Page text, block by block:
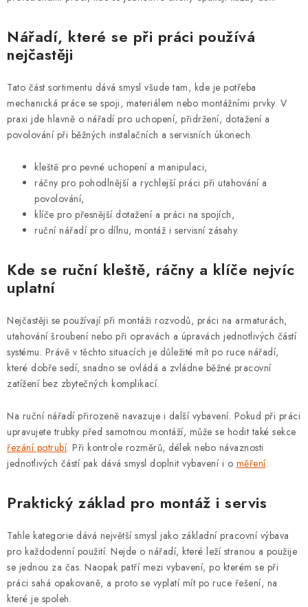
i
s
Nářadí, které se při práci používá
nejčastěji
Tato část sortimentu dává smysl všude tam, kde je potřeba
mechanická práce se spoji, materiálem nebo montážními prvky. V
praxi jde hlavně o nářadí pro uchopení, přidržení, dotažení a
povolování při běžných instalačních a servisních úkonech.
kleště pro pevné uchopení a manipulaci,
ráčny pro pohodlnější a rychlejší práci při utahování a
povolování,
klíče pro přesnější dotažení a práci na spojích,
ruční nářadí pro dílnu, montáž i servisní zásahy.
Kde se ruční kleště, ráčny a klíče nejvíc
uplatní
Nejčastěji se používají při montáži rozvodů, práci na armaturách,
utahování šroubení nebo při opravách a úpravách jednotlivých částí
systému. Právě v těchto situacích je důležité mít po ruce nářadí,
které dobře sedí, snadno se ovládá a zvládne běžné pracovní
zatížení bez zbytečných komplikací.
Na ruční nářadí přirozeně navazuje i další vybavení. Pokud při práci
upravujete trubky před samotnou montáží, může se hodit také sekce
řezání potrubí. Při kontrole rozměrů, délek nebo návaznosti
jednotlivých částí pak dává smysl doplnit vybavení i o měření.
Praktický základ pro montáž i servis
Tahle kategorie dává největší smysl jako základní pracovní výbava
pro každodenní použití. Nejde o nářadí, které leží stranou a použije
se jednou za čas. Naopak patří mezi vybavení, po kterém se při
práci sahá opakovaně, a proto se vyplatí mít po ruce řešení, na
které je spoleh.